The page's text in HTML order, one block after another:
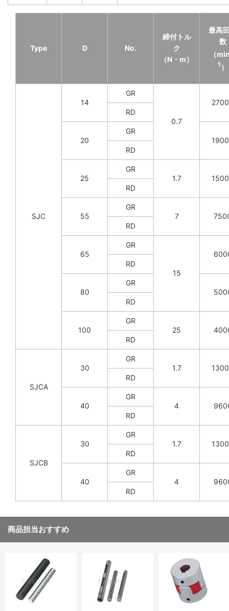
Type D No.
締付トル
ク
（N・m）
最高
数
（
1 ）
SJC
14
GR
0.7
RD
20
GR
RD
25
GR
1.7
RD
55
GR
7
RD
65
GR
15
RD
80
GR
RD
100
GR
25
RD
SJCA
30
GR
1.7
RD
40
GR
4
RD
SJCB
30
GR
1.7
RD
40
GR
4
RD
商品担当おすすめ